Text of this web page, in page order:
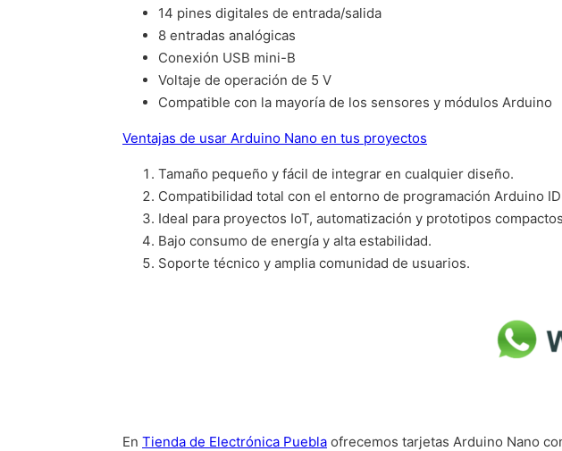
14 pines digitales de entrada/salida
8 entradas analógicas
Conexión USB mini-B
Voltaje de operación de 5 V
Compatible con la mayoría de los sensores y módulos Arduino
Ventajas de usar Arduino Nano en tus proyectos
Tamaño pequeño y fácil de integrar en cualquier diseño.
Compatibilidad total con el entorno de programación Arduino
Ideal para proyectos IoT, automatización y prototipos
Bajo consumo de energía y alta estabilidad.
Soporte técnico y amplia comunidad de usuarios.
En Tienda de Electrónica Puebla ofrecemos tarjetas Arduino Nano